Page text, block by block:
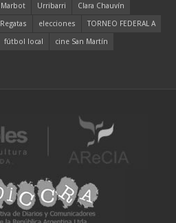
Marbot Urribarri
Clara Chauvín
Regatas elecciones
TORNEO FEDERAL A
fútbol local cine San Martín